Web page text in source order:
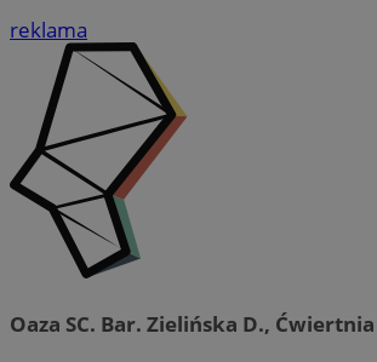
reklama
Oaza SC. Bar. Zielińska D., Ćwiertnia